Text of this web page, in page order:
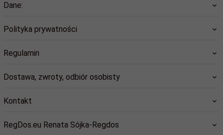
Dane:
Polityka prywatności
Regulamin
Dostawa, zwroty, odbiór osobisty
Kontakt
RegDos.eu Renata Sójka-Regdos